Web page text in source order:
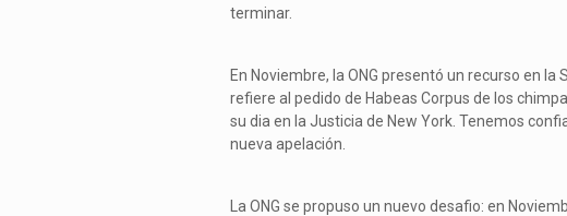
terminar.
En Noviembre, la ONG presentó un recurso en
refiere al pedido de Habeas Corpus de los
su dia en la Justicia de New York. Tenemos
nueva apelación.
La ONG se propuso un nuevo desafio: en